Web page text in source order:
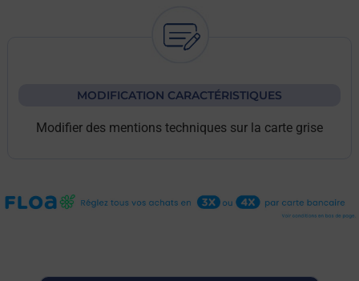
MODIFICATION CARACTÉRISTIQUES
Modifier des mentions techniques sur la carte grise